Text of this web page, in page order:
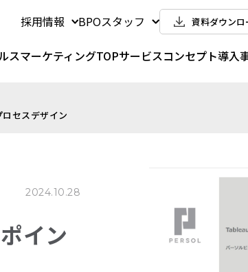
採用情報 BPOスタッフ 資料ダウンロ
スマーケティングTOPサービスコンセプト導入
セスデザイン
2024.10.28
イン